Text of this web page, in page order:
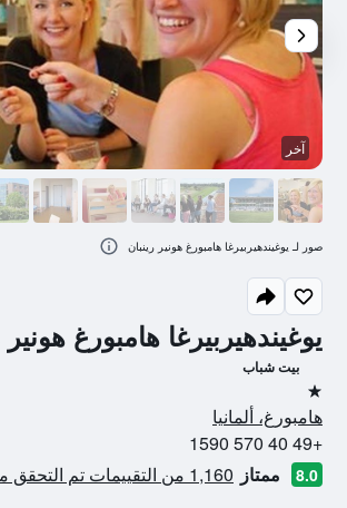
يوغيندهيربيرغا هامبورغ هونير
بيت شباب
نجمة واحدة
هامبورغ، ألمانيا
+49 40 570 1590
8.0 ممتاز 1,160 من التقييمات تم التحقق منها
آخر
صور لـ يوغيندهيربيرغا هامبورغ هونير رينبان